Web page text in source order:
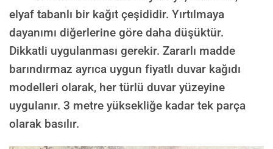
elyaf tabanlı bir kağıt çeşididir. Yırtılmaya
dayanımı diğerlerine göre daha düşüktür.
Dikkatli uygulanması gerekir. Zararlı madde
barındırmaz ayrıca uygun fiyatlı duvar kağıdı
modelleri olarak, her türlü duvar yüzeyine
uygulanır. 3 metre yüksekliğe kadar tek parça
olarak basılır.